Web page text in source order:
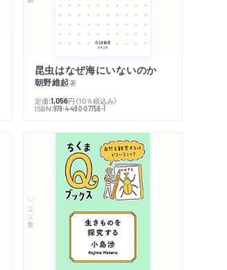
昆虫はなぜ海にいないのか
朝野維起著
定価:1,056円 （10％税込み）
ISBN:978-4-480-07756-1
シリーズ・全集